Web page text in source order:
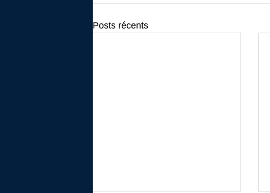
Posts récents